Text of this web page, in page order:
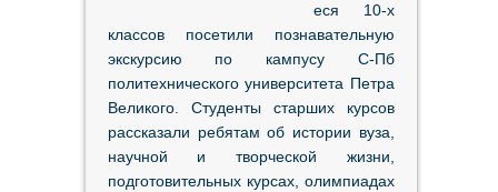
еся 10-х
классов посетили познавательную
экскурсию по кампусу С-Пб
политехнического университета Петра
Великого. Студенты старших курсов
рассказали ребятам об истории вуза,
научной и творческой жизни,
подготовительных курсах, олимпиадах